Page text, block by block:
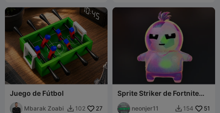
Juego de Fútbol
Mbarak Zoabi  102 27
Sprite Striker de Fortnite
(9)
neonjer11  154 51